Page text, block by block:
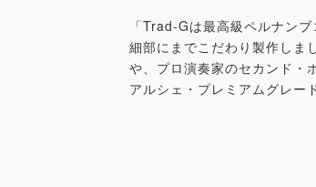
「Trad-Gは最高級ペルナン
細部にまでこだわり製作しま
や、プロ演奏家のセカンド・
アルシェ・プレミアムグレー